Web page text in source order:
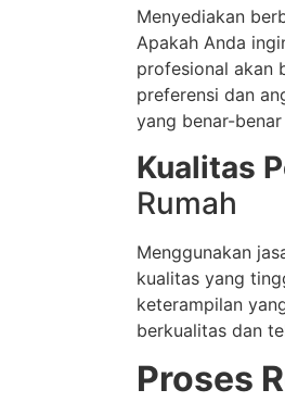
Menyediakan
Apakah Anda
profesional akan
preferensi dan
yang benar-
Kualitas
Rumah
Menggunakan
kualitas yang
keterampilan
berkualitas dan
Proses